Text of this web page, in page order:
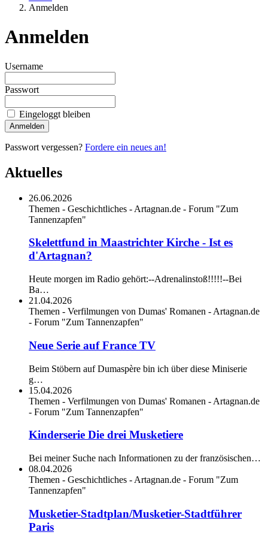
Anmelden
Anmelden
Username
Passwort
Eingeloggt bleiben
Anmelden
Passwort vergessen? Fordere ein neues an!
Aktuelles
26.06.2026
Themen - Geschichtliches - Artagnan.de - Forum "Zum
Tannenzapfen"
Skelettfund in Maastrichter Kirche - Ist es
d'Artagnan?
Heute morgen im Radio gehört:--Adrenalinstoß!!!!!--Bei
Ba…
21.04.2026
Themen - Verfilmungen von Dumas' Romanen - Artagnan.de
- Forum "Zum Tannenzapfen"
Neue Serie auf France TV
Beim Stöbern auf Dumaspère bin ich über diese Miniserie
g…
15.04.2026
Themen - Verfilmungen von Dumas' Romanen - Artagnan.de
- Forum "Zum Tannenzapfen"
Kinderserie Die drei Musketiere
Bei meiner Suche nach Informationen zu der französischen…
08.04.2026
Themen - Geschichtliches - Artagnan.de - Forum "Zum
Tannenzapfen"
Musketier-Stadtplan/Musketier-Stadtführer
Paris